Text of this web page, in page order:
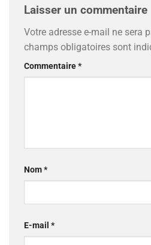
Laisser un commentaire
Votre adresse e-mail ne sera
champs obligatoires sont
Commentaire*
Nom*
E-mail *